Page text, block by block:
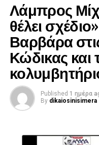
Λάμπρος
θέλει
Βαρβάρα
Κώδικας και
Published 1 ημέρα
By dikaiosinisimera